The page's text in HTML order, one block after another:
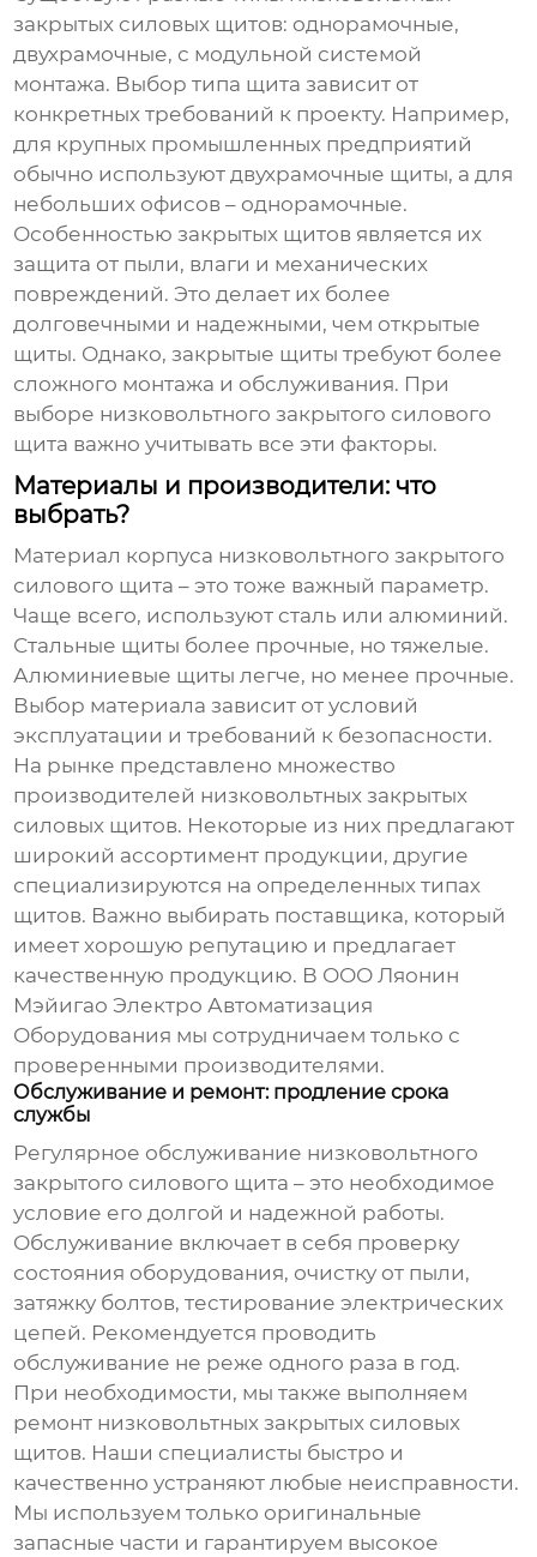
закрытых силовых щитов: однорамочные,
двухрамочные, с модульной системой
монтажа. Выбор типа щита зависит от
конкретных требований к проекту. Например,
для крупных промышленных предприятий
обычно используют двухрамочные щиты, а для
небольших офисов – однорамочные.
Особенностью закрытых щитов является их
защита от пыли, влаги и механических
повреждений. Это делает их более
долговечными и надежными, чем открытые
щиты. Однако, закрытые щиты требуют более
сложного монтажа и обслуживания. При
выборе низковольтного закрытого силового
щита важно учитывать все эти факторы.
Материалы и производители: что
выбрать?
Материал корпуса низковольтного закрытого
силового щита – это тоже важный параметр.
Чаще всего, используют сталь или алюминий.
Стальные щиты более прочные, но тяжелые.
Алюминиевые щиты легче, но менее прочные.
Выбор материала зависит от условий
эксплуатации и требований к безопасности.
На рынке представлено множество
производителей низковольтных закрытых
силовых щитов. Некоторые из них предлагают
широкий ассортимент продукции, другие
специализируются на определенных типах
щитов. Важно выбирать поставщика, который
имеет хорошую репутацию и предлагает
качественную продукцию. В ООО Ляонин
Мэйигао Электро Автоматизация
Оборудования мы сотрудничаем только с
проверенными производителями.
Обслуживание и ремонт: продление срока
службы
Регулярное обслуживание низковольтного
закрытого силового щита – это необходимое
условие его долгой и надежной работы.
Обслуживание включает в себя проверку
состояния оборудования, очистку от пыли,
затяжку болтов, тестирование электрических
цепей. Рекомендуется проводить
обслуживание не реже одного раза в год.
При необходимости, мы также выполняем
ремонт низковольтных закрытых силовых
щитов. Наши специалисты быстро и
качественно устраняют любые неисправности.
Мы используем только оригинальные
запасные части и гарантируем высокое